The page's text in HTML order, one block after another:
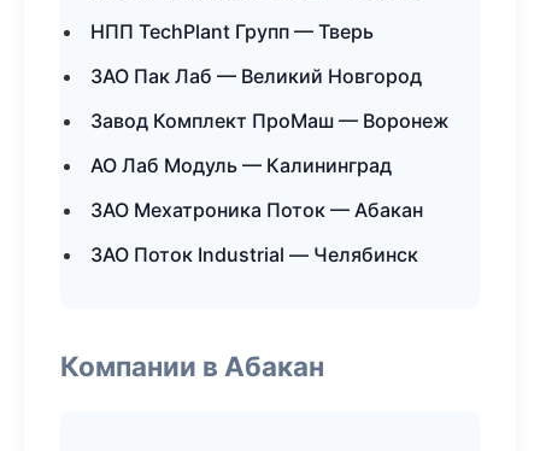
НПП TechPlant Групп — Тверь
ЗАО Пак Лаб — Великий Новгород
Завод Комплект ПроМаш — Воронеж
АО Лаб Модуль — Калининград
ЗАО Мехатроника Поток — Абакан
ЗАО Поток Industrial — Челябинск
Компании в Абакан